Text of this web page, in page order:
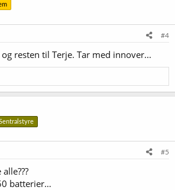
#4
resten til Terje. Tar med innover...
#5
batterier…